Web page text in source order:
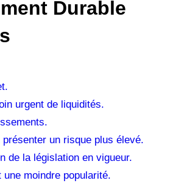
Durable
urgent de liquidités.
un risque plus élevé.
de la législation en vigueur.
moindre popularité.